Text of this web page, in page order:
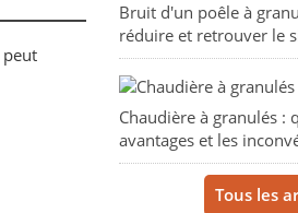
peut
Bruit d'un poêle à
réduire et retrouver le
Chaudière à granulés :
avantages et les
Tous les